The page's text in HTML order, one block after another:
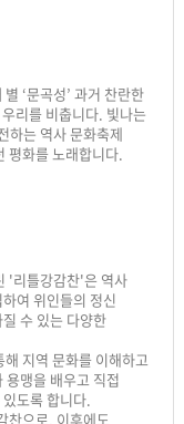
‘문곡성’ 과거 찬란한
리를 비춥니다. 빛나는
하는 역사 문화축제
평화를 노래합니다.
'리틀강감찬'은 역사
여 위인들의 정신
수 있는 다양한
지역 문화를 이해하고
용맹을 배우고 직접
도록 합니다.
찬으로, 이후에도